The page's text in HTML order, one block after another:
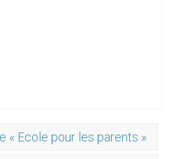
« Ecole pour les parents »